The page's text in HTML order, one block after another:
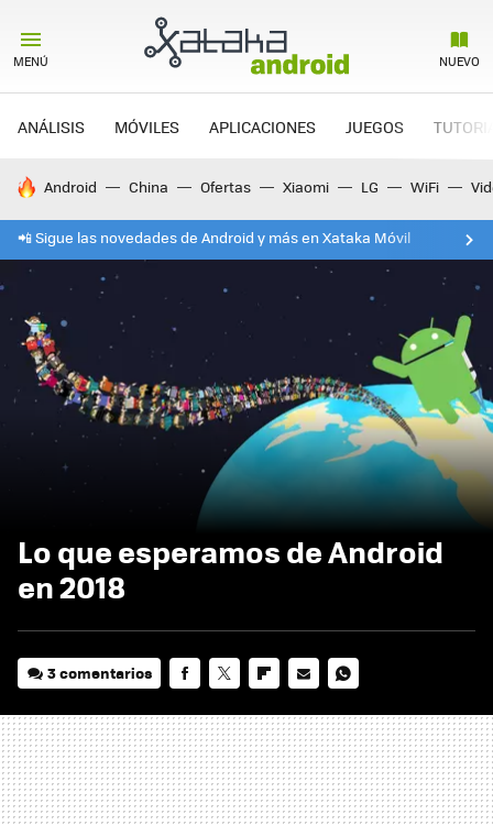
MENÚ NUEVO
ANÁLISIS MÓVILES APLICACIONES JUEGOS
HOY SE HABLA DE
Android China Ofertas Xiaomi LG WiFi
📲 Sigue las novedades de Android y más en Xataka Móvil
Lo que esperamos de Android
en 2018
3 comentarios
MAIL